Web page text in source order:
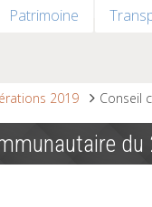
Patrimoine
2019 Conseil
du